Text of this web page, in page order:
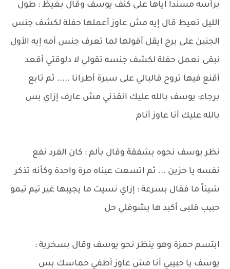
برأسه مسندا اياها على كنف يوسف وقال بغيظ : طول
الليل تعيط قال إيه مش عاوز أعملها حفلة لكشف جنس
الجنين على برج ايقل أقولها لما تعرف جنس أمه إيه الأول
نبقى نعمل حفلة لكشف جنسه تقولي لا دلوقتي أقعد
أقنع فيها تروح قالبالي على سيرة أطرانا ..... ثم تابع
برجاء: يوسف بالله عليك انقذني مش عارف إزاي بس
بالله عليك أنا عاوز أنام
نظر يوسف نحوه بشفقة وقال بألم : كان الفرد نفع
نفسه يا حزين ... ثم اتسعت عيناه مرة واحدة وكأنه تذكر
شيئاً ما فقال بسرعة : إزاي نسيت ما يجيبها غير تیم تیمو
حبیب قلبی أكبد ها يشوفلي حل
ابتسم حمزة وهو ينظر نحو يوسف وقال بسخرية :
يوسف يا حبيبي أنا مش عاوز أطفي حماسك بس